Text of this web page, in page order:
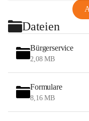
Dateien
Bürgerservice
2,08 MB
Formulare
8,16 MB